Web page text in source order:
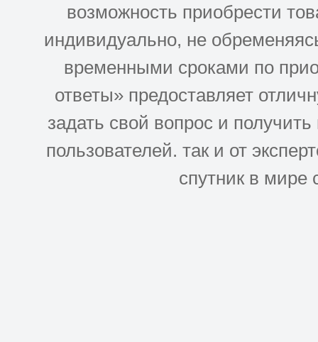
возможность приобрести
индивидуально, не
временными сроками по
ответы» предоставляет
задать свой вопрос и
пользователей. так и от
спутник в